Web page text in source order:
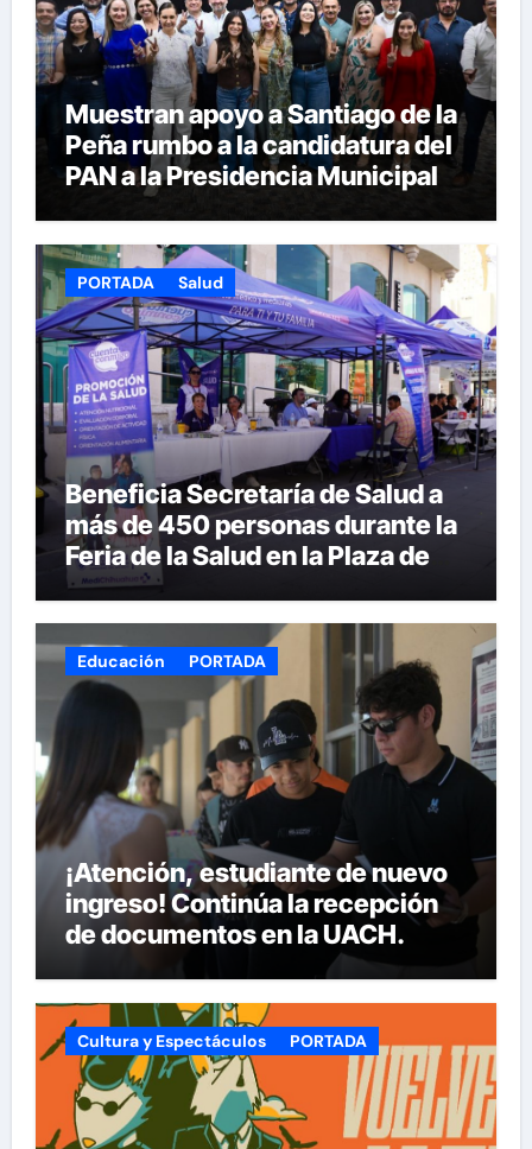
Muestran apoyo a Santiago de la
Peña rumbo a la candidatura del
PAN a la Presidencia Municipal
PORTADA Salud
Beneficia Secretaría de Salud a
más de 450 personas durante la
Feria de la Salud en la Plaza de
Armas
Educación PORTADA
¡Atención, estudiante de nuevo
ingreso! Continúa la recepción
de documentos en la UACH.
Cultura y Espectáculos PORTADA